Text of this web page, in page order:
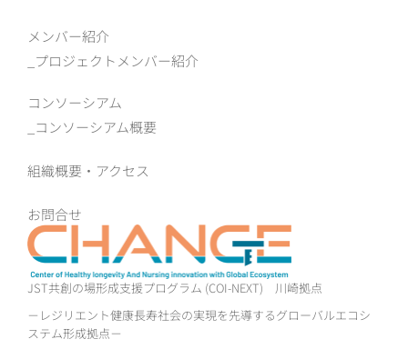
JST共創の場形成支援プログラム (COI-NEXT) 川崎拠点
－レジリエント健康長寿社会の実現を先導するグローバルエコシ
ステム形成拠点－
メンバー紹介
プロジェクトメンバー紹介
コンソーシアム
コンソーシアム概要
組織概要‧アクセス
お問合せ